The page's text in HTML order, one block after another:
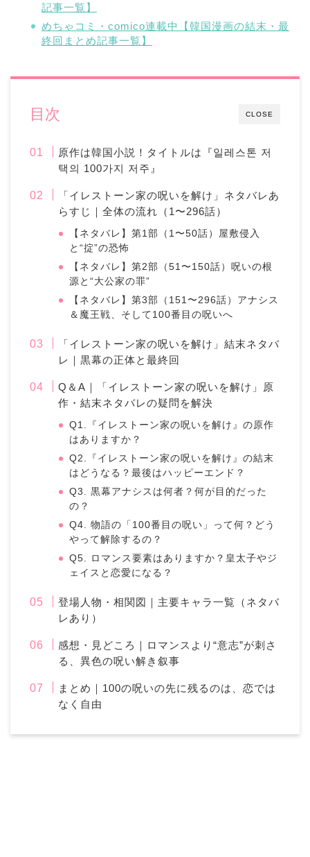
記事一覧】
めちゃコミ・comico連載中【韓国漫画の結末・最
終回まとめ記事一覧】
CLOSE
目次
原作は韓国小説！タイトルは『일레스톤 저
택의 100가지 저주』
「イレストーン家の呪いを解け」ネタバレあ
らすじ｜全体の流れ（1〜296話）
【ネタバレ】第1部（1〜50話）屋敷侵入
と“掟”の恐怖
【ネタバレ】第2部（51〜150話）呪いの根
源と“大公家の罪”
【ネタバレ】第3部（151〜296話）アナシス
＆魔王戦、そして100番目の呪いへ
「イレストーン家の呪いを解け」結末ネタバ
レ｜黒幕の正体と最終回
Q＆A｜「イレストーン家の呪いを解け」原
作・結末ネタバレの疑問を解決
Q1.『イレストーン家の呪いを解け』の原作
はありますか？
Q2.『イレストーン家の呪いを解け』の結末
はどうなる？最後はハッピーエンド？
Q3. 黒幕アナシスは何者？何が目的だった
の？
Q4. 物語の「100番目の呪い」って何？どう
やって解除するの？
Q5. ロマンス要素はありますか？皇太子やジ
ェイスと恋愛になる？
登場人物・相関図｜主要キャラ一覧（ネタバ
レあり）
感想・見どころ｜ロマンスより“意志”が刺さ
る、異色の呪い解き叙事
まとめ｜100の呪いの先に残るのは、恋では
なく自由